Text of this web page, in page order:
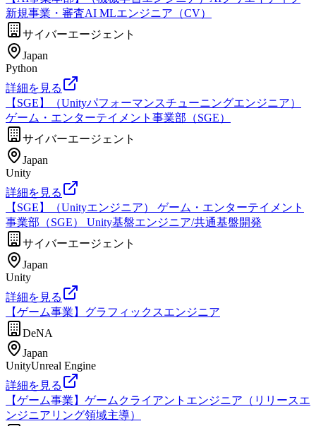
新規事業・審査AI MLエンジニア（CV）
サイバーエージェント
Japan
Python
詳細を見る
【SGE】（Unityパフォーマンスチューニングエンジニア）
ゲーム・エンターテイメント事業部（SGE）
サイバーエージェント
Japan
Unity
詳細を見る
【SGE】（Unityエンジニア） ゲーム・エンターテイメント
事業部（SGE） Unity基盤エンジニア/共通基盤開発
サイバーエージェント
Japan
Unity
詳細を見る
【ゲーム事業】グラフィックスエンジニア
DeNA
Japan
UnityUnreal Engine
詳細を見る
【ゲーム事業】ゲームクライアントエンジニア（リリースエ
ンジニアリング領域主導）